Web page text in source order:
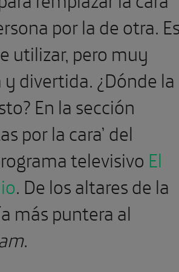
por la de otra.
utilizar, pero muy
divertida. ¿Dónde la
En la sección
por la cara’ del
televisivo El
. De los altares de la
más puntera al
.